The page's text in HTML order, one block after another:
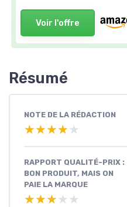
Voir l'offre
Résumé
NOTE DE LA RÉDACTION
★★★★★
★★★★★
RAPPORT QUALITÉ-PRIX :
BON PRODUIT, MAIS ON
PAIE LA MARQUE
★★★★★
★★★★★